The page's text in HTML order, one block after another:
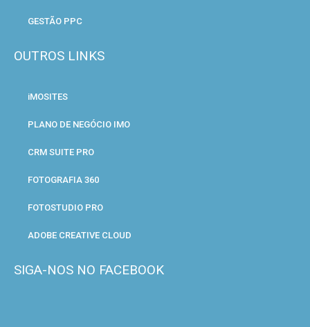
GESTÃO PPC
OUTROS LINKS
iMOSITES
PLANO DE NEGÓCIO IMO
CRM SUITE PRO
FOTOGRAFIA 360
FOTOSTUDIO PRO
ADOBE CREATIVE CLOUD
SIGA-NOS NO FACEBOOK